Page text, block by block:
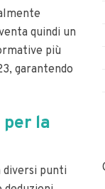
quindi un
più
garantendo
la
diversi punti